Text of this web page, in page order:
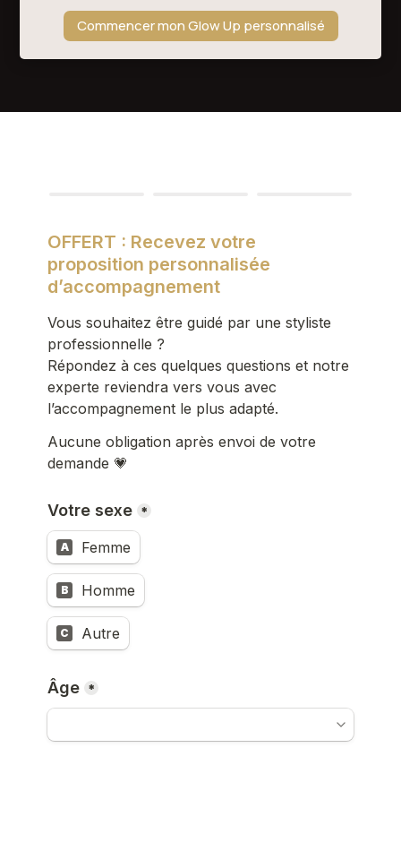
Commencer mon Glow Up personnalisé